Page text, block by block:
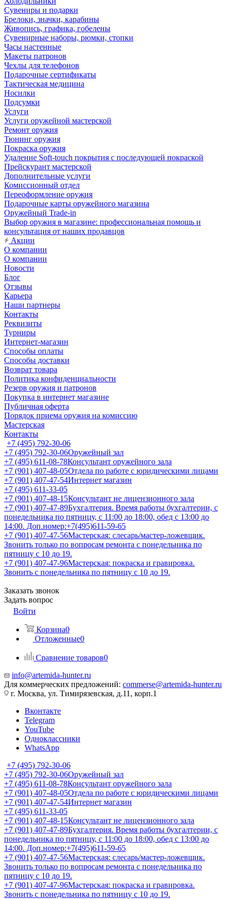
Сувениры и подарки
Брелоки, значки, карабины
Живопись, графика, гобелены
Сувенирные наборы, рюмки, стопки
Часы настенные
Макеты патронов
Чехлы для телефонов
Подарочные сертификаты
Тактическая медицина
Носилки
Подсумки
Услуги
Услуги оружейной мастерской
Ремонт оружия
Тюнинг оружия
Покраска оружия
Удаление Soft-touch покрытия с последующей покраской
Прейскурант мастерской
Дополнительные услуги
Комиссионный отдел
Переоформление оружия
Подарочные карты оружейного магазина
Оружейный Trade-in
Выбор оружия в магазине: профессиональная помощь и
консультация от наших продавцов
Акции
О компании
О компании
Новости
Блог
Отзывы
Карьера
Наши партнеры
Контакты
Реквизиты
Турниры
Интернет-магазин
Способы оплаты
Способы доставки
Возврат товара
Политика конфиденциальности
Резерв оружия и патронов
Покупка в интернет магазине
Публичная оферта
Порядок приема оружия на комиссию
Мастерская
Контакты
+7 (495) 792-30-06
+7 (495) 792-30-06Оружейный зал
+7 (495) 611-08-78Консультант оружейного зала
+7 (901) 407-48-05Отдела по работе с юридическими лицами
+7 (901) 407-47-54Интернет магазин
+7 (495) 611-33-05
+7 (901) 407-48-15Консультант не лицензионного зала
+7 (901) 407-47-89Бухгалтерия. Время работы бухгалтерии, с
понедельника по пятницу, с 11:00 до 18:00, обед с 13:00 до
14:00. Доп.номер:+7(495)611-59-65
+7 (901) 407-47-56Мастерская: слесарь/мастер-ложевщик.
Звонить только по вопросам ремонта с понедельника по
пятницу с 10 до 19.
+7 (901) 407-47-96Мастерская: покраска и гравировка.
Звонить с понедельника по пятницу с 10 до 19.
Заказать звонок
Задать вопрос
Войти
Корзина0
Отложенные0
Сравнение товаров0
info@artemida-hunter.ru
Для коммерческих предложений: commerse@artemida-hunter.ru
г. Москва, ул. Тимирязевская, д.11, корп.1
Вконтакте
Telegram
YouTube
Одноклассники
WhatsApp
+7 (495) 792-30-06
+7 (495) 792-30-06Оружейный зал
+7 (495) 611-08-78Консультант оружейного зала
+7 (901) 407-48-05Отдела по работе с юридическими лицами
+7 (901) 407-47-54Интернет магазин
+7 (495) 611-33-05
+7 (901) 407-48-15Консультант не лицензионного зала
+7 (901) 407-47-89Бухгалтерия. Время работы бухгалтерии, с
понедельника по пятницу, с 11:00 до 18:00, обед с 13:00 до
14:00. Доп.номер:+7(495)611-59-65
+7 (901) 407-47-56Мастерская: слесарь/мастер-ложевщик.
Звонить только по вопросам ремонта с понедельника по
пятницу с 10 до 19.
+7 (901) 407-47-96Мастерская: покраска и гравировка.
Звонить с понедельника по пятницу с 10 до 19.